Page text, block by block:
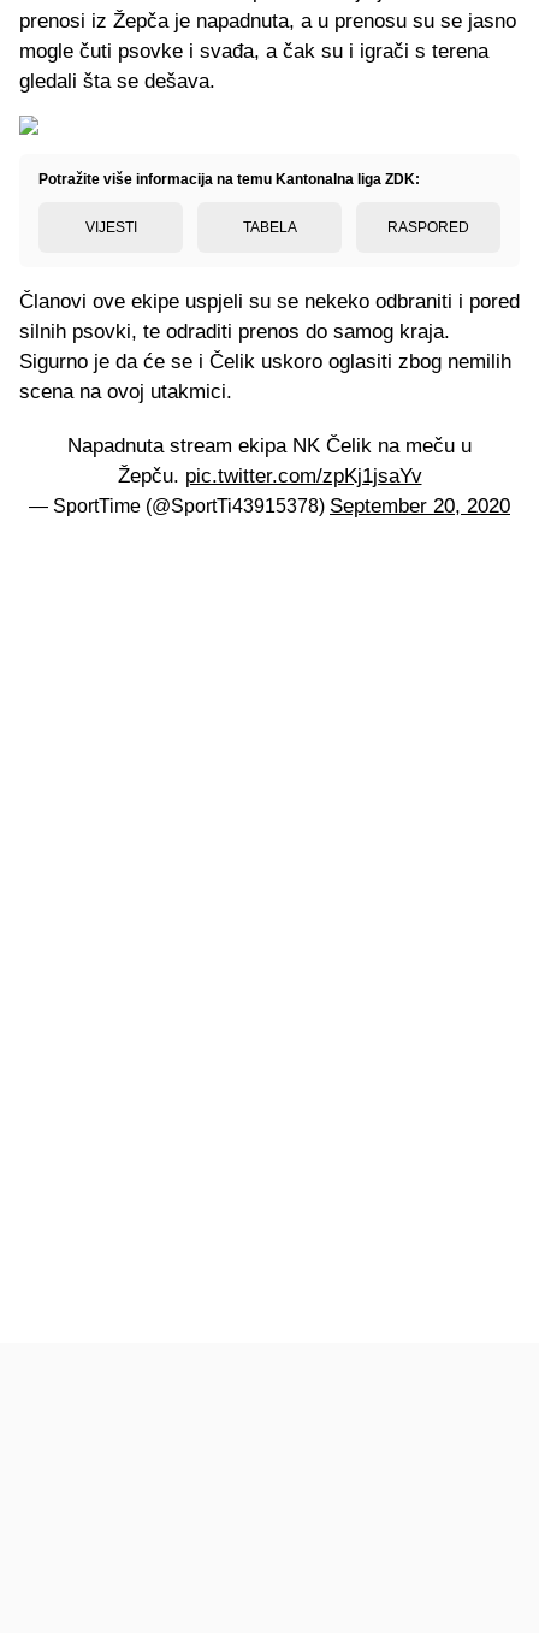
prenosi iz Žepča je napadnuta, a u prenosu su se jasno
mogle čuti psovke i svađa, a čak su i igrači s terena
gledali šta se dešava.
Potražite više informacija na temu Kantonalna liga ZDK:
VIJESTI TABELA RASPORED
Članovi ove ekipe uspjeli su se nekeko odbraniti i pored
silnih psovki, te odraditi prenos do samog kraja.
Sigurno je da će se i Čelik uskoro oglasiti zbog nemilih
scena na ovoj utakmici.
Napadnuta stream ekipa NK Čelik na meču u
Žepču. pic.twitter.com/zpKj1jsaYv
— SportTime (@SportTi43915378) September 20, 2020